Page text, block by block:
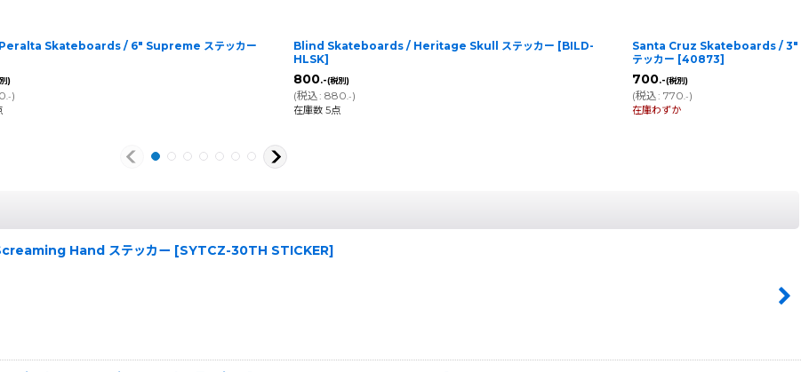
Skateboards / 6" Supreme ステッカー
)
.-)
Blind Skateboards / Heritage Skull ステッカー [BILD-
HLSK]
800.-(税別)
(税込: 880.-)
在庫数 5点
Santa Cruz Skateboards /
テッカー [40873]
700.-(税別)
(税込: 770.-)
在庫わずか
Hand ステッカー [SYTCZ-30TH STICKER]